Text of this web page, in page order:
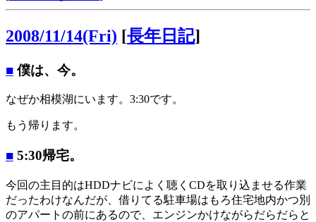
2008/11/14(Fri) [長年日記]
■ 僕は、今。
なぜか相模湖にいます。3:30です。
もう帰ります。
■ 5:30帰宅。
今回の主目的はHDDナビによく聴くCDを取り込ませる作業
だったわけなんだが、借りてる駐車場はもろ住宅地内かつ別
のアパートの前にあるので、エンジンかけながらだらだらと